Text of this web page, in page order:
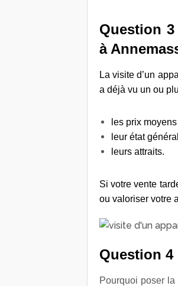
Question
à
La visite d’un
a déjà vu un ou
les prix moyens
leur état
leurs attraits.
Si votre vente
ou valoriser votre
Question
Pourquoi poser